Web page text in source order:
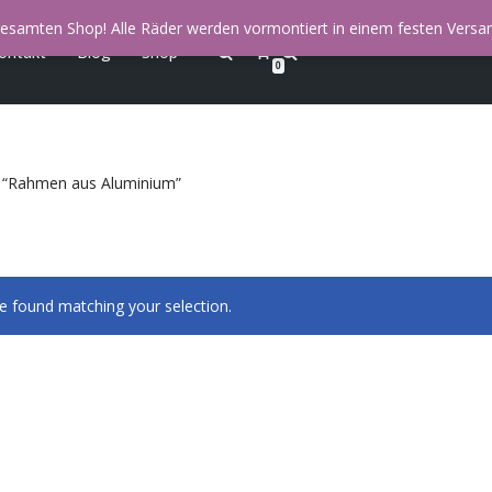
Blog Shop
0
aus Aluminium”
found matching your selection.
Shop! Alle Räder werden vormontiert in einem festen